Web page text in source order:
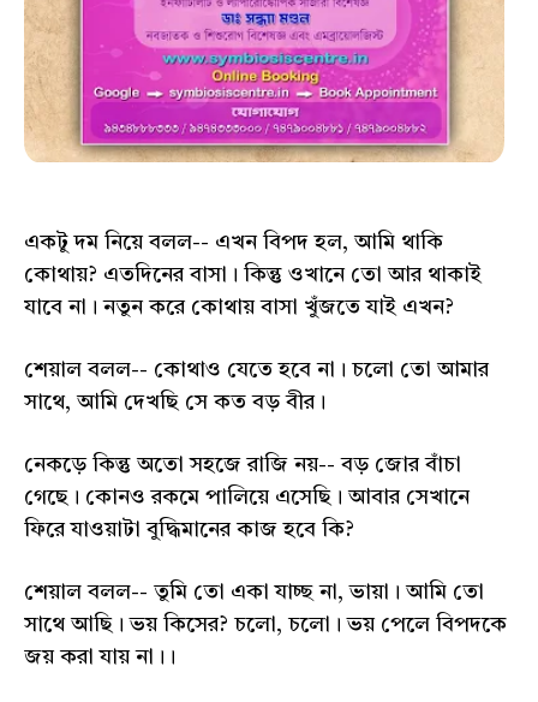
একটু দম নিয়ে বলল-- এখন বিপদ হল, আমি থাকি
কোথায়? এতদিনের বাসা। কিন্তু ওখানে তো আর থাকাই
যাবে না। নতুন করে কোথায় বাসা খুঁজতে যাই এখন?
শেয়াল বলল-- কোথাও যেতে হবে না। চলো তো আমার
সাথে, আমি দেখছি সে কত বড় বীর।
নেকড়ে কিন্তু অতো সহজে রাজি নয়-- বড় জোর বাঁচা
গেছে। কোনও রকমে পালিয়ে এসেছি। আবার সেখানে
ফিরে যাওয়াটা বুদ্ধিমানের কাজ হবে কি?
শেয়াল বলল-- তুমি তো একা যাচ্ছ না, ভায়া। আমি তো
সাথে আছি। ভয় কিসের? চলো, চলো। ভয় পেলে বিপদকে
জয় করা যায় না।।